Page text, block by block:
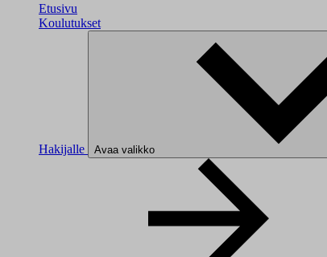
Etusivu
Koulutukset
Hakijalle Avaa valikko